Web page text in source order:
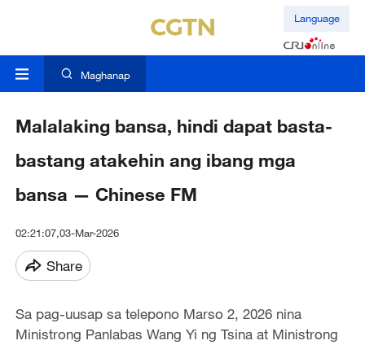
Language
Maghanap
Malalaking bansa, hindi dapat basta-
bastang atakehin ang ibang mga
bansa — Chinese FM
02:21:07,03-Mar-2026
Share
Sa pag-uusap sa telepono Marso 2, 2026 nina
Ministrong Panlabas Wang Yi ng Tsina at Ministrong